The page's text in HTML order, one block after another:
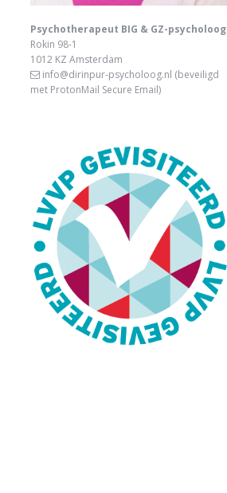
Psychotherapeut BIG & GZ-psycholoog
Rokin 98-1
1012 KZ Amsterdam
info@dirinpur-psycholoog.nl (beveiligd
met ProtonMail Secure Email)